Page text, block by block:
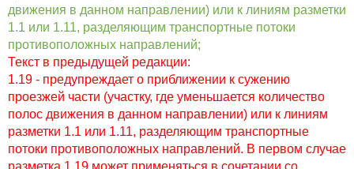
движения в данном направлении) или к линиям разметки
1.1 или 1.11, разделяющим транспортные потоки
противоположных направлений;
Текст в предыдущей редакции:
1.19 - предупреждает о приближении к сужению
проезжей части (участку, где уменьшается количество
полос движения в данном направлении) или к линиям
разметки 1.1 или 1.11, разделяющим транспортные
потоки противоположных направлений. В первом случае
разметка 1.19 может применяться в сочетании со